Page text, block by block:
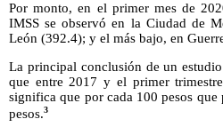
Por monto, en el primer mes de
IMSS se observó en la Ciudad de
León (392.4); y el más bajo, en
La principal conclusión de un
que entre 2017 y el primer
significa que por cada 100 pesos
pesos.3